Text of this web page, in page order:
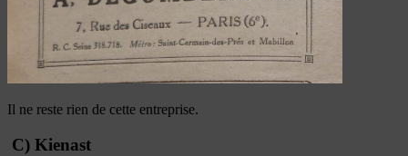
Il ne reste rien de cette entreprise.
C) Kienast